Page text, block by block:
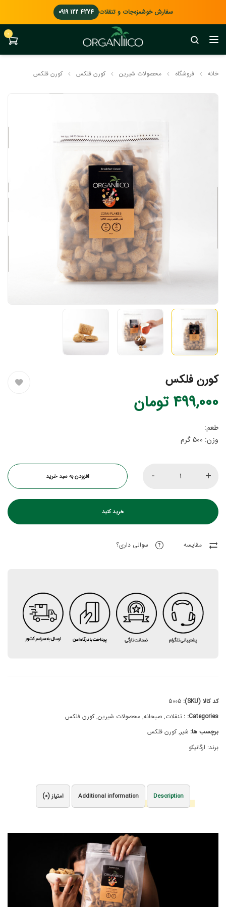
سفارش خوشمزه‌جات و تنقلات 0919 122 4274
0
خانه فروشگاه محصولات شیرین کورن فلکس کورن فلکس
کورن فلکس
499,000 تومان
طعم:
وزن: 500 گرم
- + افزودن به سبد خرید
خرید کنید
مقایسه سوالی داری؟
کد کالا (SKU):
5005
Categories: :
تنقلات, صبحانه, محصولات شیرین,کورن فلکس
برچسب ها: شیر,کورن فلکس
برند: ارگانیکو
Description
Additional information امتیاز(0)